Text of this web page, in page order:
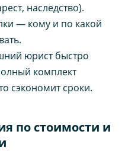
наследство).
— кому и по какой
юрист быстро
комплект
сэкономит сроки.
по стоимости и